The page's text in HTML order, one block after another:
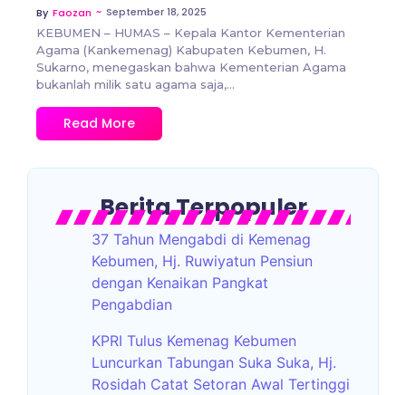
By Faozan ~ September 18, 2025
KEBUMEN – HUMAS – Kepala Kantor Kementerian
Agama (Kankemenag) Kabupaten Kebumen, H.
Sukarno, menegaskan bahwa Kementerian Agama
bukanlah milik satu agama saja,...
Read More
Berita Terpopuler
37 Tahun Mengabdi di Kemenag
Kebumen, Hj. Ruwiyatun Pensiun
dengan Kenaikan Pangkat
Pengabdian
KPRI Tulus Kemenag Kebumen
Luncurkan Tabungan Suka Suka, Hj.
Rosidah Catat Setoran Awal Tertinggi